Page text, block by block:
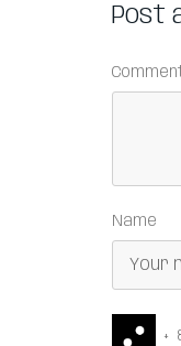
Post
Name
+